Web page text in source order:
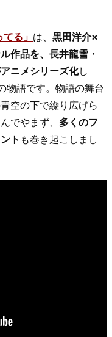
る」 は、 黒田洋介×
作品を、長井龍雪・
ニメシリーズ化し
物語です。物語の舞台
空の下で繰り広げら
でやまず、 多くのフ
ト も巻き起こしまし